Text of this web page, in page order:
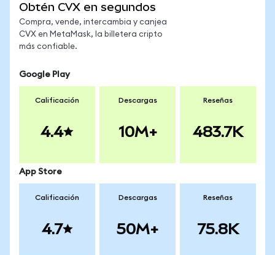
Obtén CVX en segundos
Compra, vende, intercambia y canjea
CVX en MetaMask, la billetera cripto
más confiable.
Google Play
Calificación
4.4
Descargas
10M+
Reseñas
483.7K
App Store
Calificación
4.7
Descargas
50M+
Reseñas
75.8K